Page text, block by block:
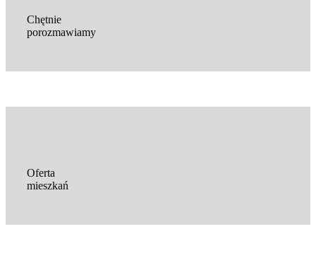
Chętnie
porozmawiamy
Oferta
mieszkań